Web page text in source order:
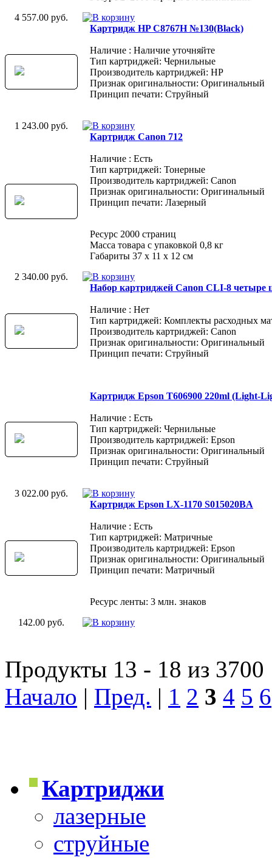
4 557.00 руб.
Картридж HP C8767H №130(Black)
Наличие : Наличие уточняйте
Тип картриджей: Чернильные
Производитель картриджей: HP
Признак оригинальности: Оригинальный
Принцип печати: Струйный
1 243.00 руб.
Картридж Canon 712
Наличие : Есть
Тип картриджей: Тонерные
Производитель картриджей: Canon
Признак оригинальности: Оригинальный
Принцип печати: Лазерный
Ресурс 2000 страниц
Масса товара с упаковкой 0,8 кг
Габариты 37 x 11 x 12 см
2 340.00 руб.
Набор картриджей Canon CLI-8 четыре
Наличие : Нет
Тип картриджей: Комплекты расходных
Производитель картриджей: Canon
Признак оригинальности: Оригинальный
Принцип печати: Струйный
Картридж Epson T606900 220ml (Light-
Наличие : Есть
Тип картриджей: Чернильные
Производитель картриджей: Epson
Признак оригинальности: Оригинальный
Принцип печати: Струйный
3 022.00 руб.
Картридж Epson LX-1170 S015020BA
Наличие : Есть
Тип картриджей: Матричные
Производитель картриджей: Epson
Признак оригинальности: Оригинальный
Принцип печати: Матричный
Ресурс ленты: 3 млн. знаков
142.00 руб.
Продукты 13 - 18 из 3700
Начало | Пред. | 1 2 3 4 5 6
Картриджи
лазерные
струйные